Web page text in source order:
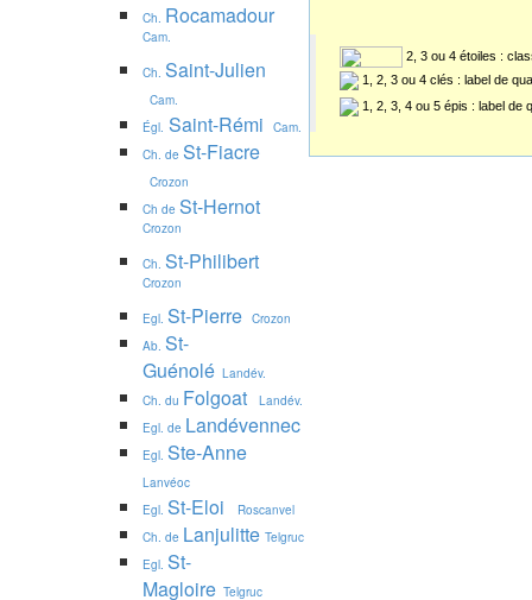
Ch. Rocamadour
Cam.
Ch. Saint-Julien
Cam.
Égl. Saint-Rémi
Cam.
Ch. de St-Fiacre
Crozon
Ch de St-Hernot
Crozon
Ch. St-Philibert
Crozon
Egl. St-Pierre Crozon
Ab. St-
Guénolé Landév.
Ch. du Folgoat
Landév.
Egl. de Landévennec
Egl. Ste-Anne
Lanvéoc
Egl. St-Eloi
Roscanvel
Ch. de Lanjulitte Telgruc
Egl. St-
Magloire Telgruc
2, 3 ou 4 étoiles :
1, 2, 3 ou 4 clés : label de
1, 2, 3, 4 ou 5 épis : label de